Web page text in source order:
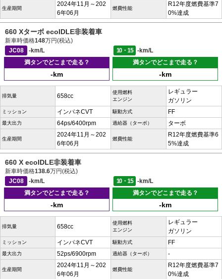
生産期間
2024年11月～202
6年06月
燃費性能
R12年度燃費基準7
0%達成
660 Xターボ ecoIDLE非装着車
新車時価格148万円(税込)
JC08
-km/L 10・15
-km/L
満タンでどこまで走る？
-km
満タンでどこまで走る？
-km
排気量 658cc
使用燃料
エンジン
レギュラー
ガソリン
ミッション インパネCVT 駆動方式 FF
最大出力 64ps/6400rpm 過給器（ターボ） ターボ
生産期間
2024年11月～202
6年06月
燃費性能
R12年度燃費基準6
5%達成
660 X ecoIDLE非装着車
新車時価格138.6万円(税込)
JC08
-km/L 10・15
-km/L
満タンでどこまで走る？
-km
満タンでどこまで走る？
-km
排気量 658cc
使用燃料
エンジン
レギュラー
ガソリン
ミッション インパネCVT 駆動方式 FF
最大出力 52ps/6900rpm 過給器（ターボ） -
生産期間
2024年11月～202
6年06月
燃費性能
R12年度燃費基準7
0%達成